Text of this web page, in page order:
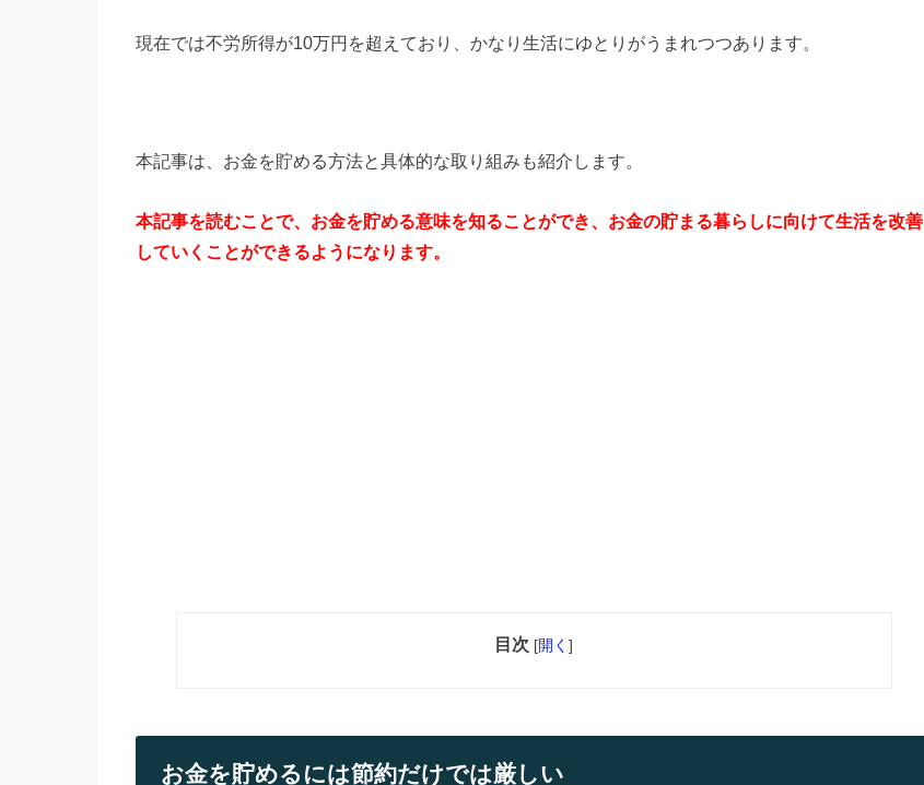
現在では不労所得が10万円を超えており、かなり生活にゆとりがうまれつつあります。
本記事は、お金を貯める方法と具体的な取り組みも紹介します。
本記事を読むことで、お金を貯める意味を知ることができ、お金の貯まる暮らしに向けて生活を改善
していくことができるようになります。
目次 [開く ]
お金を貯めるには節約だけでは厳しい